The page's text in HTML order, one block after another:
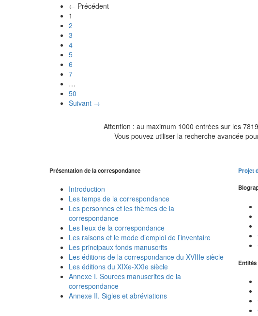
← Précédent
1
2
3
4
5
6
7
…
50
Suivant →
Attention : au maximum 1000 entrées sur les
Vous pouvez utiliser la recherche avancée
Présentation de la correspondance
Introduction
Les temps de la correspondance
Les personnes et les thèmes de la
correspondance
Les lieux de la correspondance
Les raisons et le mode d’emploi de l’inventaire
Les principaux fonds manuscrits
Les éditions de la correspondance du XVIIIe siècle
Les éditions du XIXe-XXIe siècle
Annexe I. Sources manuscrites de la
correspondance
Annexe II. Sigles et abréviations
Projet
Entités